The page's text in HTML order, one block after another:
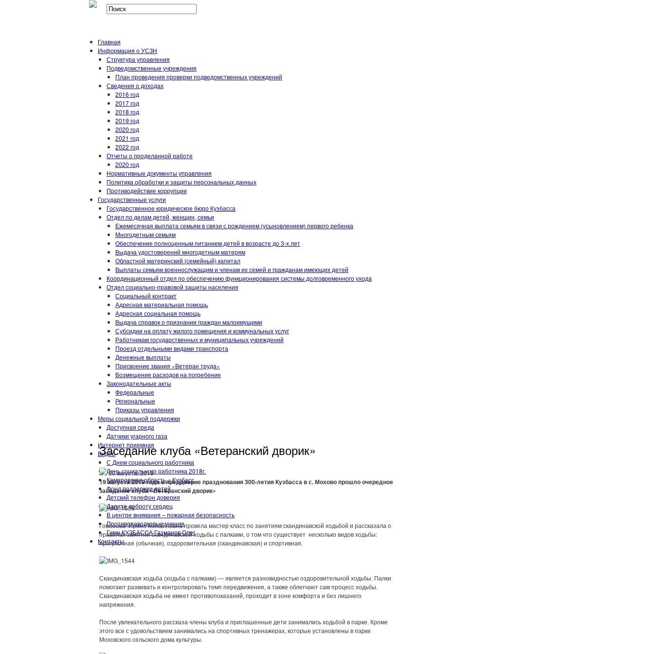
Главная
Информация о УСЗН
Структура управления
Подведомственные учреждения
План проведения проверки подведомственных учреждений
Сведения о доходах
2016 год
2017 год
2018 год
2019 год
2020 год
2021 год
2022 год
Отчеты о проделанной работе
2020 год
Нормативные документы управления
Политика обработки и защиты персональных данных
Противодействие коррупции
Государственные услуги
Государственное юридическое бюро Кузбасса
Отдел по делам детей, женщин, семьи
Ежемесячная выплата семьям в связи с рождением (усыновлением) первого ребенка
Многодетным семьям
Обеспечение полноценным питанием детей в возрасте до 3-х лет
Выдача удостоверений многодетным матерям
Областной материнский (семейный) капитал
Выплаты семьям военнослужащим и членам их семей и гражданам имеющих детей
Координационный отдел по обеспечению функционирования системы долговременного ухода
Отдел социально-правовой защиты населения
Социальный контракт
Адресная материальная помощь
Адресная социальная помощь
Выдача справок о признании граждан малоимущими
Субсидии на оплату жилого помещения и коммунальных услуг
Работникам государственных и муниципальных учреждений
Проезд отдельными видами транспорта
Денежные выплаты
Присвоение звания «Ветеран труда»
Возмещение расходов на погребение
Законодательные акты
Федеральные
Региональные
Приказы управления
Меры социальной поддержки
Доступная среда
Датчики угарного газа
Интернет приемная
Видео
С Днем социального работника
День социального работника 2018г.
Кемеровская область = Кузбасс
Фонд поддержки детей
Детский телефон доверия
Дарите доброту сердец
В центре внимания – пожарная безопасность
Противопаводковые учения
Гимн КУЗБАССА Газманов Олег
Контакты
Заседание клуба «Ветеранский дворик»
20 августа, 2019
19 августа 2019 года в преддверие празднования 300-летия Кузбасса в с. Мохово прошло очередное
заседание клуба «Ветеранский дворик»
Гомозова Ирина Михайловна провела мастер класс по занятиям скандинавской ходьбой и рассказала о
правилах занятий скандинавской ходьбы с палками, о том что существует несколько видов ходьбы:
прогулочная (обычная), оздоровительная (скандинавская) и спортивная.
Скандинавская ходьба (ходьба с палками) — является разновидностью оздоровительной ходьбы. Палки
помогают развивать и контролировать темп передвижения, а также облегчают сам процесс ходьбы.
Скандинавская ходьба не имеет противопоказаний, проходит в зоне комфорта и без лишнего
напряжения.
После увлекательного рассказа члены клуба и приглашенные дети занимались ходьбой в парке. Кроме
этого все с удовольствием занимались на спортивных тренажерах, которые установлены в парке
Моховского сельского дома культуры.